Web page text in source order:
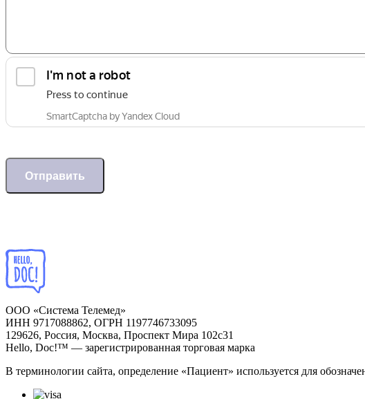
Отправить
ООО «Система Телемед»
ИНН 9717088862, ОГРН 1197746733095
129626, Россия, Москва, Проспект Мира 102с31
Hello, Doc!™ — зарегистрированная торговая марка
В терминологии сайта, определение «Пациент» используется для